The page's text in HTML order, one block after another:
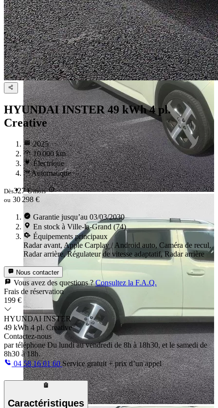
HYUNDAI INSTER49 kWh 4 pl.
Creative
2025
10 000 km
Électrique
Automatique
Dès327 €/mois
ou 30 298 €
Garantie jusqu’au 03/03/2030
En stock à Ville-la-Grand (74)
Équipements principaux
Radar avant, Apple Carplay / Android auto, Caméra de recul,
Radar arrière, Régulateur de vitesse adaptatif, Radar arrière
Nous contacter
Vous avez des questions ? Consultez la F.A.Q.
Frais de réservation
199 €
HYUNDAI INSTER
49 kWh 4 pl. Creative
Contactez-nous
par téléphone Du lundi au vendredi de 8h à 18h30, et le samedi de
8h30 à 18h.
04 58 16 01 60Service gratuit + prix d’un appel
Caractéristiques